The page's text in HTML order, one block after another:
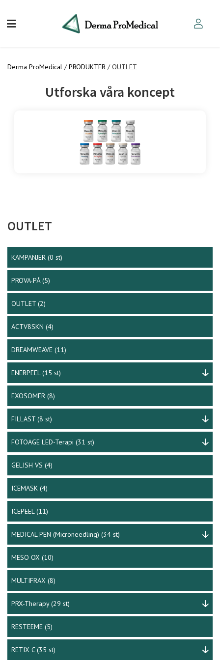
Derma ProMedical /PRODUKTER /OUTLET
Utforska våra koncept
OUTLET
KAMPANJER (0 st)
PROVA-PÅ(5)
OUTLET(2)
ACTV8SKN(4)
DREAMWEAVE(11)
ENERPEEL (15 st)
EXOSOMER(8)
FILLAST (8 st)
FOTOAGE LED-Terapi (31 st)
GELISH VS(4)
ICEMASK(4)
ICEPEEL(11)
MEDICAL PEN (Microneedling) (34 st)
MESO OX(10)
MULTIFRAX(8)
PRX-Therapy (29 st)
RESTEEME(5)
RETIX C (35 st)